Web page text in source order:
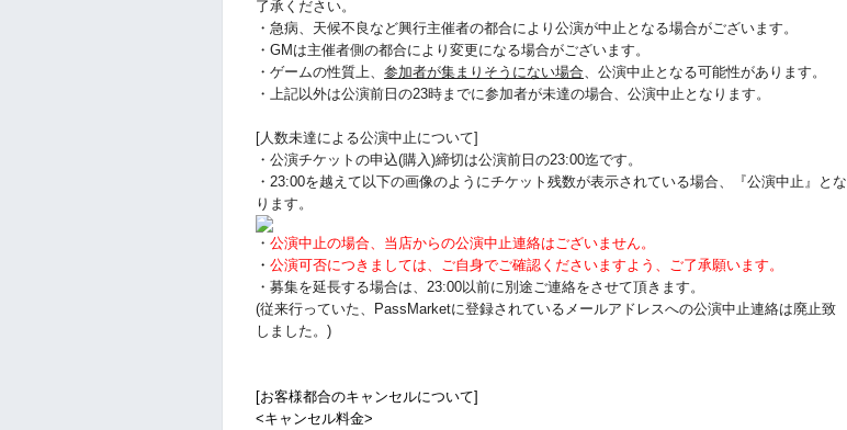
了承ください。
・急病、天候不良など興行主催者の都合により公演が中止となる場合がございます。
・GMは主催者側の都合により変更になる場合がございます。
・ゲームの性質上、 参加者が集まりそうにない場合 、公演中止となる可能性があります。
・上記以外は公演前日の23時までに参加者が未達の場合、公演中止となります。
[人数未達による公演中止について]
・公演チケットの申込(購入)締切は公演前日の23:00迄です。
・23:00を越えて以下の画像のようにチケット残数が表示されている場合、『公演中止』とな
ります。
・ 公演中止の場合、当店からの公演中止連絡はございません。
・ 公演可否につきましては、ご自身でご確認くださいますよう、ご了承願います。
・募集を延長する場合は、23:00以前に別途ご連絡をさせて頂きます。
(従来行っていた、PassMarketに登録されているメールアドレスへの公演中止連絡は廃止致
しました。)
[お客様都合のキャンセルについて]
<キャンセル料金>